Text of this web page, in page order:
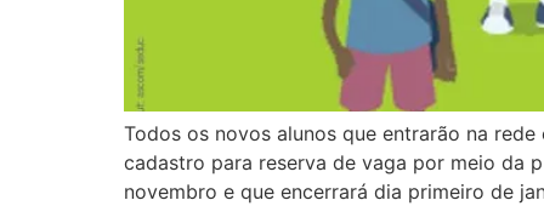
Todos os novos alunos que entrarão na
cadastro para reserva de vaga por meio da
novembro e que encerrará dia primeiro de